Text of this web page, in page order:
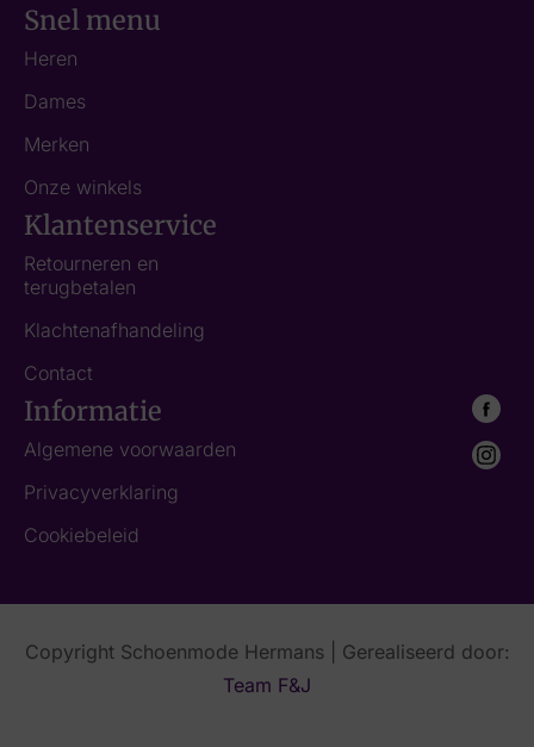
Snel menu
Heren
Dames
Merken
Onze winkels
Klantenservice
Retourneren en
terugbetalen
Klachtenafhandeling
Contact
Informatie
Algemene voorwaarden
Privacyverklaring
Cookiebeleid
Copyright Schoenmode Hermans | Gerealiseerd door:
Team F&J